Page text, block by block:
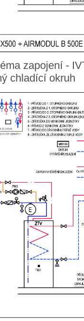
zapojení -
chladící okruh